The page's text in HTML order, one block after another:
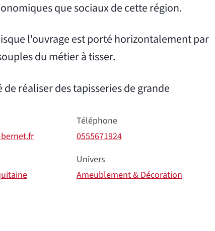
que sociaux de cette région.
l'ouvrage est porté horizontalement par
du métier à tisser.
réaliser des tapisseries de grande
Univers
Ameublement & Décoration
Téléphone
0555671924